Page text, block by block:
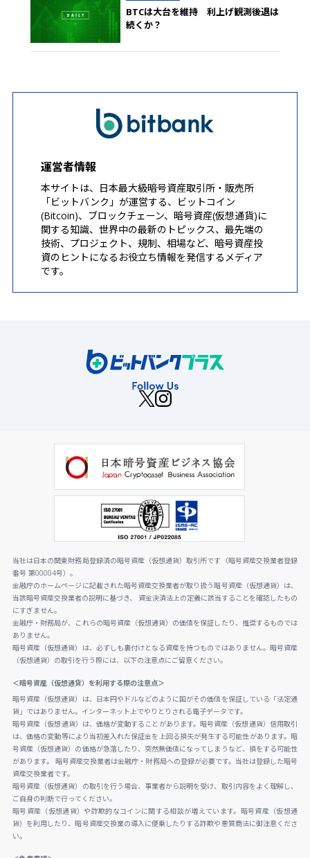
BTCは大台を維持 利上げ観測後退は
続くか？
運営者情報
本サイトは、日本最大級暗号資産取引所・販売所
「ビットバンク」が運営する、ビットコイン
(Bitcoin)、ブロックチェーン、暗号資産(仮想通貨)に
関する知識、世界中の最新のトピックス、最先端の
技術、プロジェクト、規制、相場など、暗号資産投
資のヒントになるお役立ち情報を発信するメディア
です。
当社は日本の関東財務局登録済の暗号資産（仮想通貨）取引所です（暗号資産交換業者登録
番号 第00004号）。
金融庁のホームページに記載された暗号資産交換業者が取り扱う暗号資産（仮想通貨）は、
当該暗号資産交換業者の説明に基づき、 資金決済法上の定義に該当することを確認したもの
にすぎません。
金融庁・財務局が、これらの暗号資産（仮想通貨）の価値を保証したり、推奨するものでは
ありません。
暗号資産（仮想通貨）は、必ずしも裏付けとなる資産を持つものではありません。暗号資産
（仮想通貨）の取引を行う際には、以下の注意点にご留意ください。
＜暗号資産（仮想通貨）を利用する際の注意点＞
暗号資産（仮想通貨）は、日本円やドルなどのように国がその価値を保証している「法定通
貨」ではありません。インターネット上でやりとりされる電子データです。
暗号資産（仮想通貨）は、価格が変動することがあります。暗号資産（仮想通貨）信用取引
は、価格の変動等により当初差入れた保証金を上回る損失が発生する可能性があります。暗
号資産（仮想通貨）の価格が急落したり、突然無価値になってしまうなど、損をする可能性
があります。 暗号資産交換業者は金融庁・財務局への登録が必要です。当社は登録した暗号
資産交換業者です。
暗号資産（仮想通貨）の取引を行う場合、事業者から説明を受け、取引内容をよく理解し、
ご自身の判断で行ってください。
暗号資産（仮想通貨）や詐欺的なコインに関する相談が増えています。暗号資産（仮想通
貨）を利用したり、暗号資産交換業の導入に便乗したりする詐欺や悪質商法に御注意くださ
い。